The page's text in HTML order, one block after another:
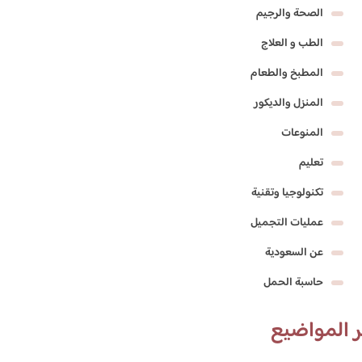
الصحة والرجيم
الطب و العلاج
المطبخ والطعام
المنزل والديكور
المنوعات
تعليم
تكنولوجيا وتقنية
عمليات التجميل
عن السعودية
حاسبة الحمل
المواضيع